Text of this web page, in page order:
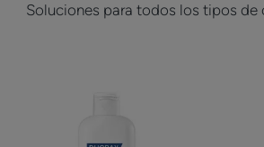
Soluciones para todos los tipos de